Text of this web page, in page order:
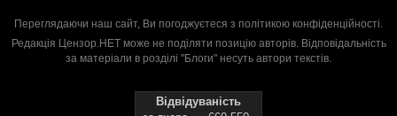
Переглядаючи наш сайт, Ви погоджуєтеся з політикою конфіденційності.
Редакція Цензор.НЕТ може не поділяти позицію авторів. Відповідальність
за матеріали в розділі "Блоги" несуть автори текстів.
Відвідуваність